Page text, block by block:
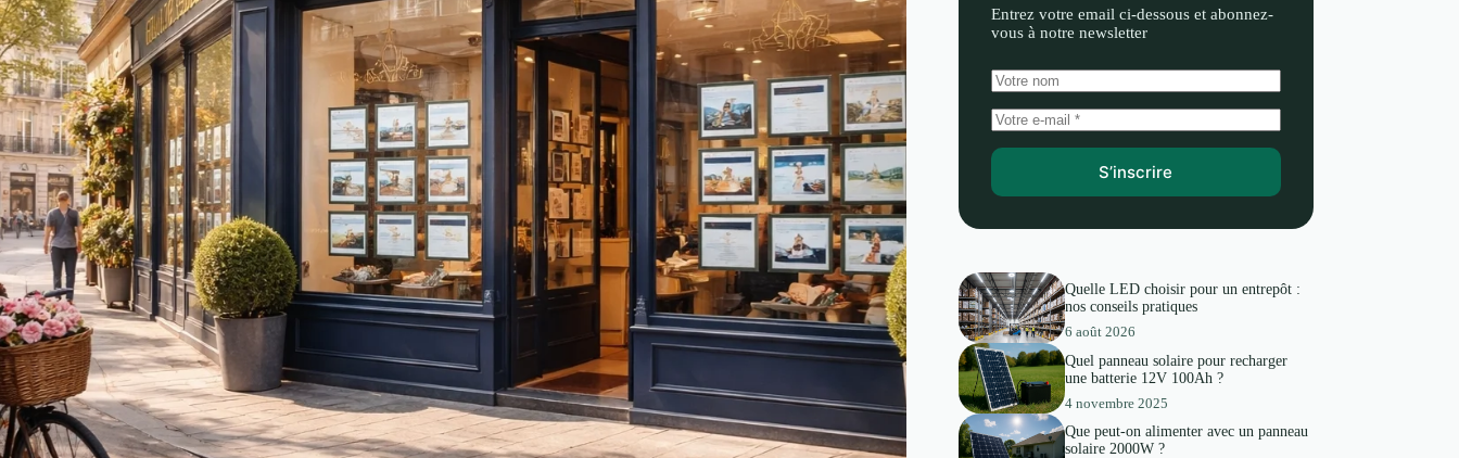
Entrez votre email ci-dessous et abonnez-
vous à notre newsletter
S’inscrire
Quelle LED choisir pour un entrepôt :
nos conseils pratiques
6 août 2026
Quel panneau solaire pour recharger
une batterie 12V 100Ah ?
4 novembre 2025
Que peut-on alimenter avec un panneau
solaire 2000W ?